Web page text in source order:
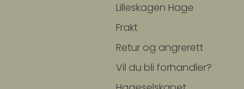
Lilleskagen Hage
Frakt
Retur og angrerett
Vil du bli forhandler?